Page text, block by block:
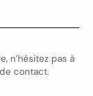
n’hésitez pas à
contact.